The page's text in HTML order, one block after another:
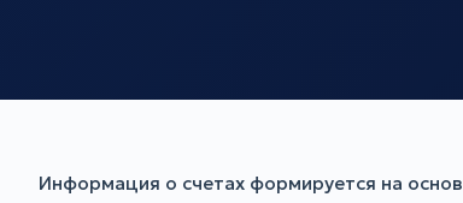
Информация о счетах формируется на